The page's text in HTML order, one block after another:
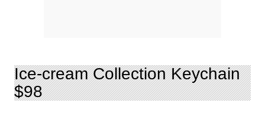
Ice-cream Collection Keychain
$98